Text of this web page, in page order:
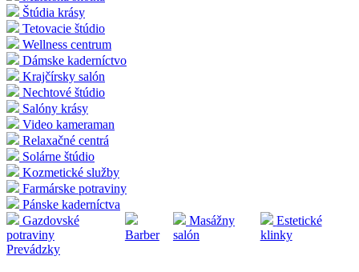
Štúdia krásy
Tetovacie štúdio
Wellness centrum
Dámske kaderníctvo
Krajčírsky salón
Nechtové štúdio
Salóny krásy
Video kameraman
Relaxačné centrá
Solárne štúdio
Kozmetické služby
Farmárske potraviny
Pánske kaderníctva
Gazdovské
potraviny
Barber
Masážny
salón
Estetické
klinky
Prevádzky